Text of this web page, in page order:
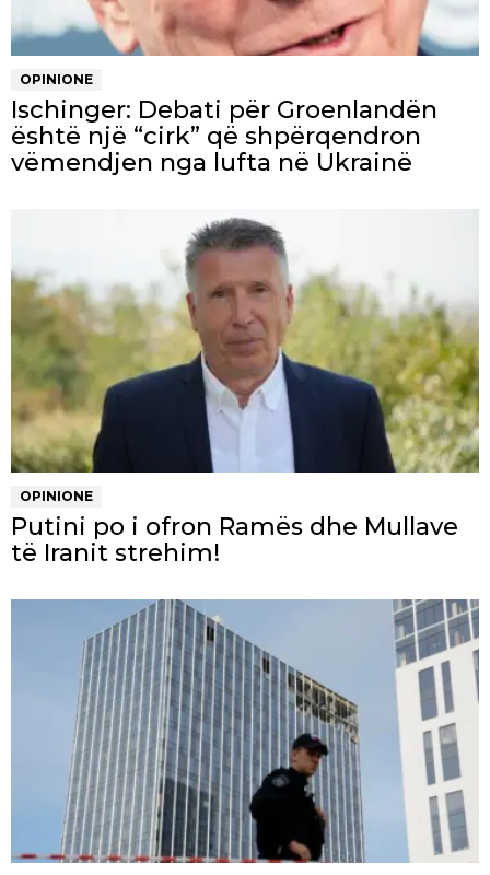
OPINIONE
Ischinger: Debati për Groenlandën
është një “cirk” që shpërqendron
vëmendjen nga lufta në Ukrainë
OPINIONE
Putini po i ofron Ramës dhe Mullave
të Iranit strehim!